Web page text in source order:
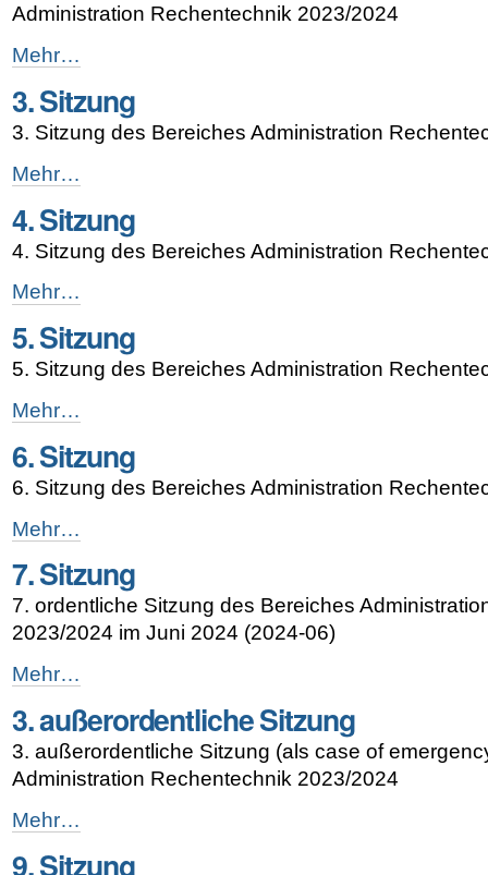
Administration Rechentechnik 2023/2024
2.
außerordentliche
Sitzung
-
Mehr…
3. Sitzung
3. Sitzung des Bereiches Administration
3.
Sitzung
Mehr…
4. Sitzung
4. Sitzung des Bereiches Administration
4.
Sitzung
-
Mehr…
5. Sitzung
5. Sitzung des Bereiches Administration
5.
Sitzung
-
Mehr…
6. Sitzung
6. Sitzung des Bereiches Administration
6.
Sitzung
-
Mehr…
7. Sitzung
7. ordentliche Sitzung des Bereiches
2023/2024 im Juni 2024 (2024-06)
7.
Sitzung
-
Mehr…
3. außerordentliche Sitzung
3. außerordentliche Sitzung (als case of
Administration Rechentechnik 2023/2024
3.
außerordentliche
Sitzung
Mehr…
9. Sitzung